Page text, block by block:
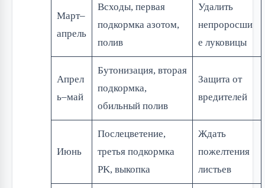
Март–
апрель
Всходы, первая
подкормка азотом,
полив
Удалить
непроросши
е луковицы
Апрел
ь–май
Бутонизация, вторая
подкормка,
обильный полив
Защита от
вредителей
Июнь
Послецветение,
третья подкормка
PK, выкопка
Ждать
пожелтения
листьев